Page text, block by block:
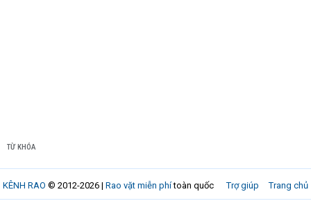
TỪ KHÓA
Trợ giúp Trang chủ
KÊNH RAO © 2012-2026 | Rao vặt miễn phítoàn quốc